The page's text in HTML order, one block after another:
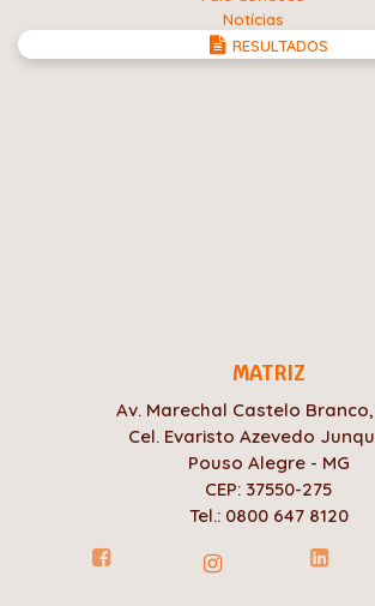
Notícias
RESULTADOS
MATRIZ
Av. Marechal Castelo Branco,
Cel. Evaristo Azevedo
Pouso Alegre - MG
CEP: 37550-275
Tel.: 0800 647 8120